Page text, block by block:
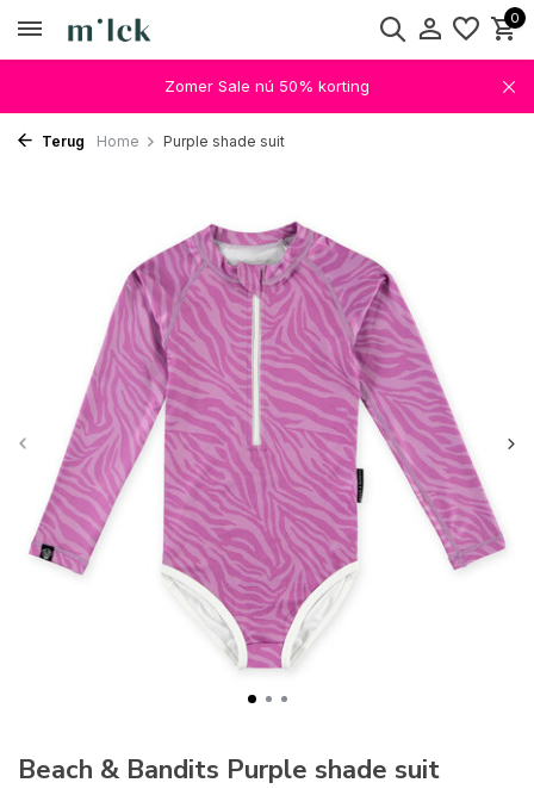
0
Zomer Sale nú 50% korting
Terug Home Purple shade suit
Beach & Bandits Purple shade suit